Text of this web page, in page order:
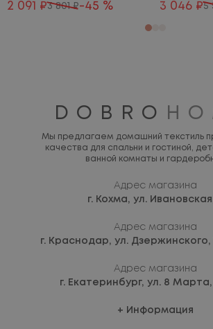
2 091 ₽3 801 ₽-45 % 3 046 ₽5
DOBRO
Мы предлагаем домашний текстиль
качества для спальни и гостиной,
ванной комнаты и
Адрес магазина
г. Кохма, ул.
Адрес магазина
г. Краснодар, ул. Дзержинского,
Адрес магазина
г. Екатеринбург, ул. 8 Марта,
Информация